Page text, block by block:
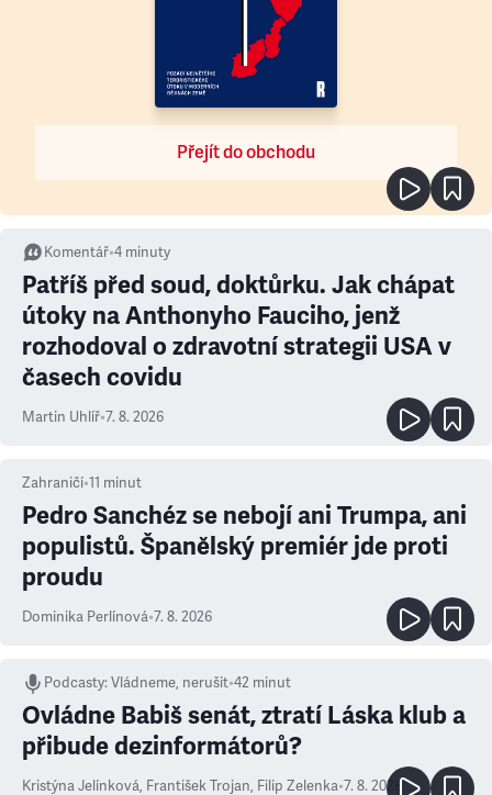
Přejít do obchodu
Komentář•4 minuty
Patříš před soud, doktůrku. Jak chápat
útoky na Anthonyho Fauciho, jenž
rozhodoval o zdravotní strategii USA v
časech covidu
Martin Uhlíř•7. 8. 2026
Zahraničí•11 minut
Pedro Sanchéz se nebojí ani Trumpa, ani
populistů. Španělský premiér jde proti
proudu
Dominika Perlínová•7. 8. 2026
Podcasty:Vládneme, nerušit•42 minut
Ovládne Babiš senát, ztratí Láska klub a
přibude dezinformátorů?
Kristýna Jelínková, František Trojan, Filip Zelenka•7. 8. 2026